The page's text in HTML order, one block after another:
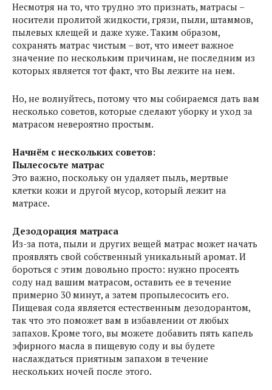
Несмотря на то, что трудно это признать, матрасы –
носители пролитой жидкости, грязи, пыли, штаммов,
пылевых клещей и даже хуже. Таким образом,
сохранять матрас чистым – вот, что имеет важное
значение по нескольким причинам, не последним из
которых является тот факт, что Вы лежите на нем.
Но, не волнуйтесь, потому что мы собираемся дать вам
несколько советов, которые сделают уборку и уход за
матрасом невероятно простым.
Начнём с нескольких советов:
Пылесосьте матрас
Это важно, поскольку он удаляет пыль, мертвые
клетки кожи и другой мусор, который лежит на
матрасе.
Дезодорация матраса
Из-за пота, пыли и других вещей матрас может начать
проявлять свой собственный уникальный аромат. И
бороться с этим довольно просто: нужно просеять
соду над вашим матрасом, оставить ее в течение
примерно 30 минут, а затем пропылесосить его.
Пищевая сода является естественным дезодорантом,
так что это поможет вам в избавлении от любых
запахов. Кроме того, вы можете добавить пять капель
эфирного масла в пищевую соду и вы будете
наслаждаться приятным запахом в течение
нескольких ночей после этого.